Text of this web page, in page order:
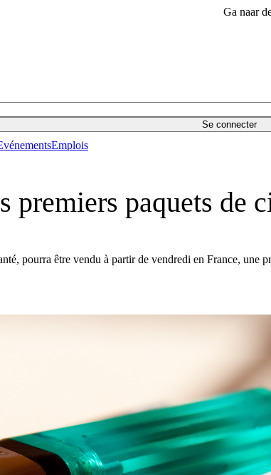
Ga naar
Se connecter
Emplois
premiers paquets de
pourra être vendu à partir de vendredi en France, une